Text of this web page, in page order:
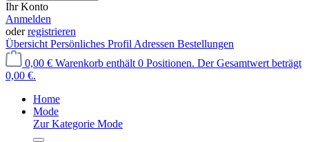
Ihr Konto
Anmelden
oderregistrieren
Übersicht Persönliches Profil Adressen Bestellungen
0,00 € Warenkorb enthält 0 Positionen. Der Gesamtwert beträgt
0,00 €.
Home
Mode
Zur Kategorie Mode